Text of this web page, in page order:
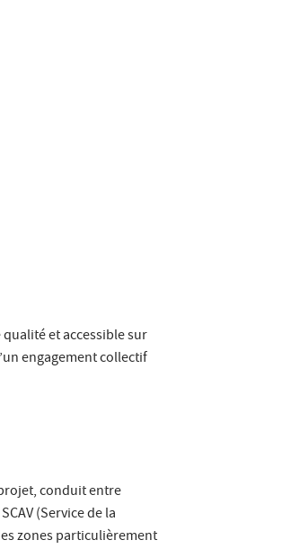
et accessible sur
engagement collectif
conduit entre
(Service de la
zones particulièrement